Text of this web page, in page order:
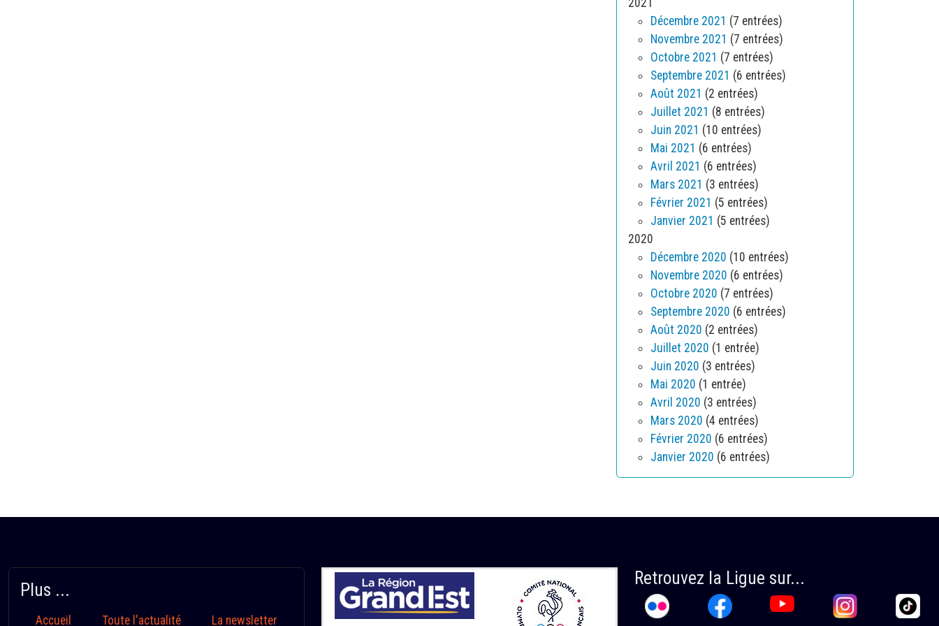
Décembre 2021 (7 entrées)
Novembre 2021 (7 entrées)
Octobre 2021 (7 entrées)
Septembre 2021 (6 entrées)
Août 2021 (2 entrées)
Juillet 2021 (8 entrées)
Juin 2021 (10 entrées)
Mai 2021 (6 entrées)
Avril 2021 (6 entrées)
Mars 2021 (3 entrées)
Février 2021 (5 entrées)
Janvier 2021 (5 entrées)
2020
Décembre 2020 (10 entrées)
Novembre 2020 (6 entrées)
Octobre 2020 (7 entrées)
Septembre 2020 (6 entrées)
Août 2020 (2 entrées)
Juillet 2020 (1 entrée)
Juin 2020 (3 entrées)
Mai 2020 (1 entrée)
Avril 2020 (3 entrées)
Mars 2020 (4 entrées)
Février 2020 (6 entrées)
Janvier 2020 (6 entrées)
Plus ...
Accueil Toute l'actualité La newsletter
Retrouvez la Ligue sur...